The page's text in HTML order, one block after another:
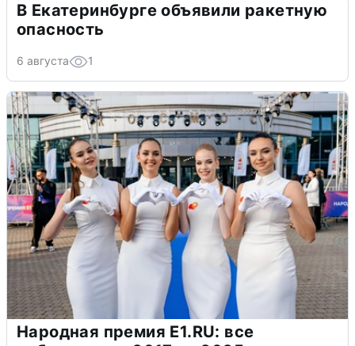
В Екатеринбурге объявили ракетную
опасность
6 августа 1
Народная премия E1.RU: все